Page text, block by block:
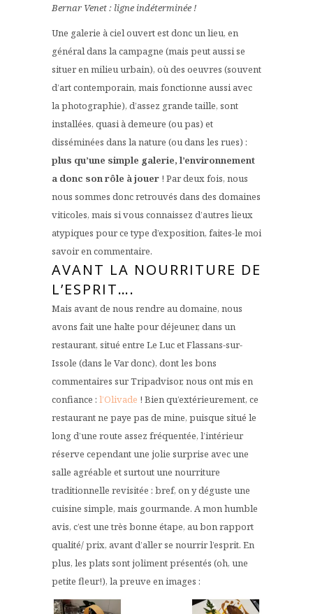
Bernar Venet : ligne indéterminée !
Une galerie à ciel ouvert est donc un lieu, en
général dans la campagne (mais peut aussi se
situer en milieu urbain), où des oeuvres (souvent
d’art contemporain, mais fonctionne aussi avec
la photographie), d’assez grande taille, sont
installées, quasi à demeure (ou pas) et
disséminées dans la nature (ou dans les rues) :
plus qu’une simple galerie, l’environnement
a donc son rôle à jouer ! Par deux fois, nous
nous sommes donc retrouvés dans des domaines
viticoles, mais si vous connaissez d’autres lieux
atypiques pour ce type d’exposition, faites-le moi
savoir en commentaire.
AVANT LA NOURRITURE DE
L’ESPRIT….
Mais avant de nous rendre au domaine, nous
avons fait une halte pour déjeuner, dans un
restaurant, situé entre Le Luc et Flassans-sur-
Issole (dans le Var donc), dont les bons
commentaires sur Tripadvisor, nous ont mis en
confiance : l’Olivade ! Bien qu’extérieurement, ce
restaurant ne paye pas de mine, puisque situé le
long d’une route assez fréquentée, l’intérieur
réserve cependant une jolie surprise avec une
salle agréable et surtout une nourriture
traditionnelle revisitée : bref, on y déguste une
cuisine simple, mais gourmande. A mon humble
avis, c’est une très bonne étape, au bon rapport
qualité/ prix, avant d’aller se nourrir l’esprit. En
plus, les plats sont joliment présentés (oh, une
petite fleur!), la preuve en images :